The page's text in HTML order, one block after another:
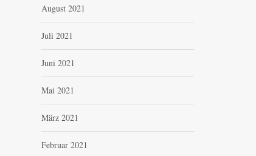
August 2021
Juli 2021
Juni 2021
Mai 2021
März 2021
Februar 2021